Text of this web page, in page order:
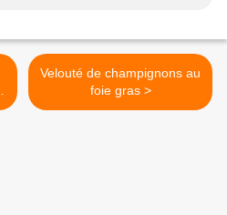
Velouté de champignons au
foie gras >